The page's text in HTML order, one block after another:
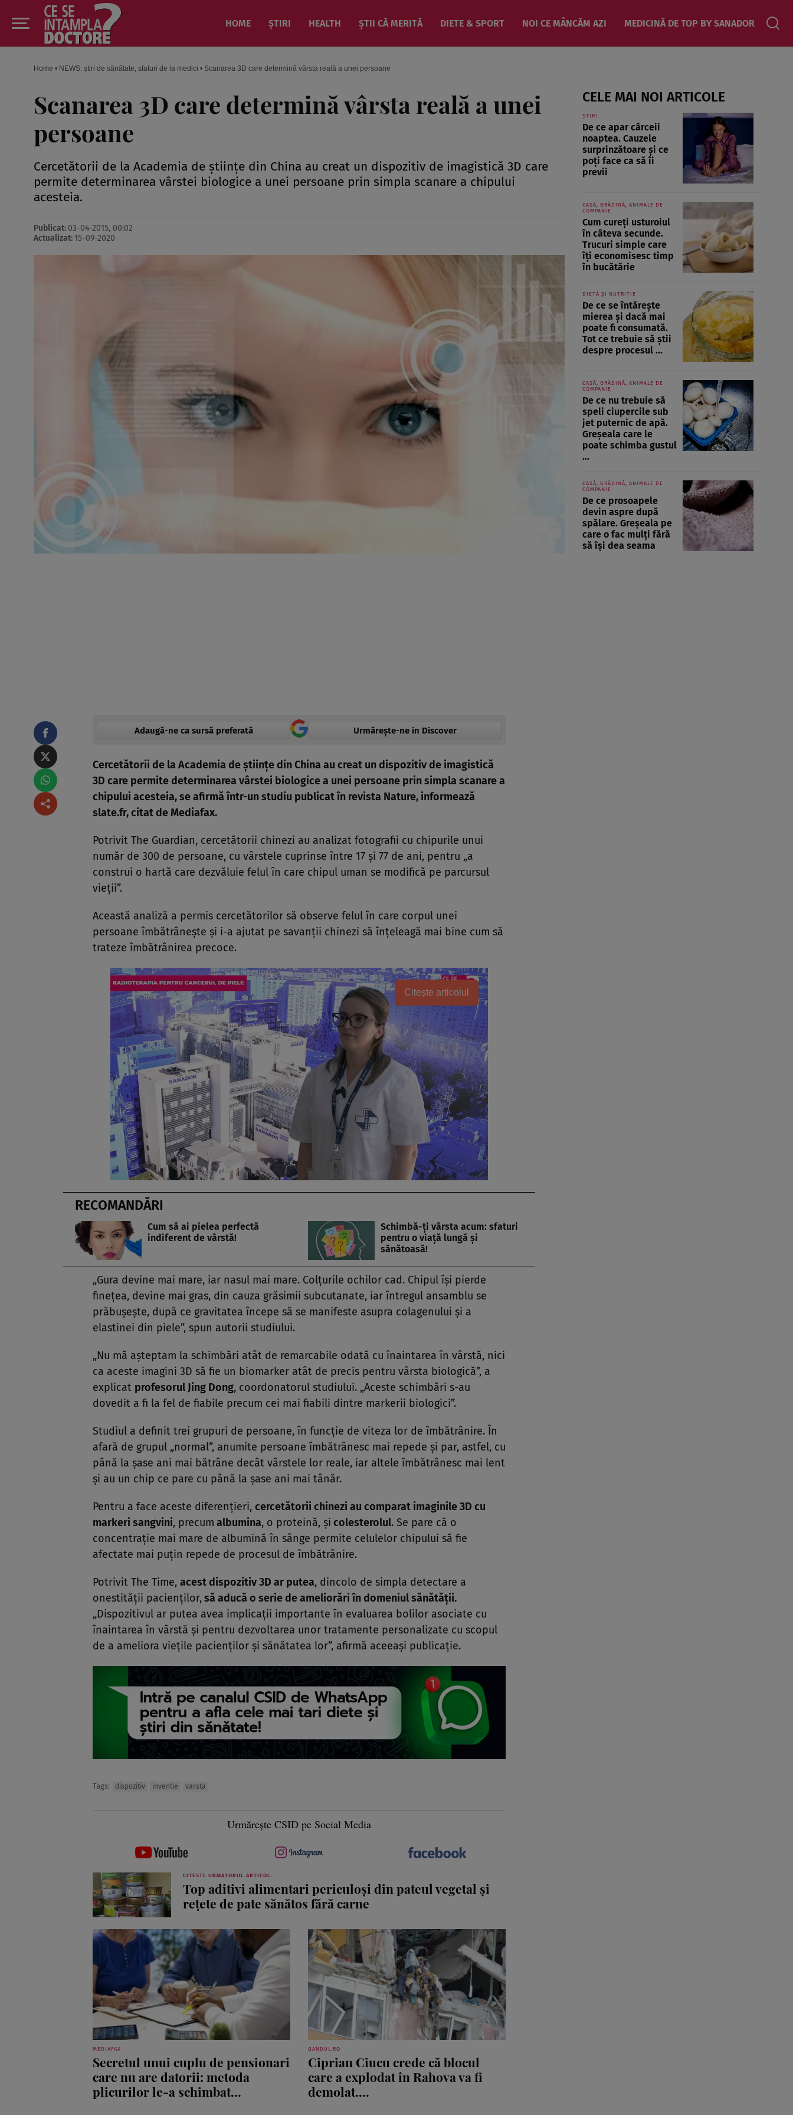
HOME ȘTIRI HEALTH ȘTII CĂ MERITĂ DIETE & SPORT NOI CE MÂNCĂM AZI MEDICINĂ DE TOP BY SANADOR
Home • NEWS: știri de sănătate, sfaturi de la medici • Scanarea 3D care determină vârsta reală a unei persoane
Scanarea 3D care determină vârsta reală a unei
persoane
Cercetătorii de la Academia de ştiinţe din China au creat un dispozitiv de imagistică 3D care
permite determinarea vârstei biologice a unei persoane prin simpla scanare a chipului
acesteia.
Publicat: 03-04-2015, 00:02
Actualizat: 15-09-2020
Adaugă-ne ca sursă preferată Urmărește-ne in Discover
Cercetătorii de la Academia de ştiinţe din China au creat un dispozitiv de imagistică
3D care permite determinarea vârstei biologice a unei persoane prin simpla scanare a
chipului acesteia, se afirmă într-un studiu publicat în revista Nature, informează
slate.fr, citat deMediafax.
Potrivit The Guardian, cercetătorii chinezi au analizat fotografii cu chipurile unui
număr de 300 de persoane, cu vârstele cuprinse între 17 şi 77 de ani, pentru „a
construi o hartă care dezvăluie felul în care chipul uman se modifică pe parcursul
vieţii”.
Această analiză a permis cercetătorilor să observe felul în care corpul unei
persoane îmbătrâneşte şi i-a ajutat pe savanţii chinezi să înţeleagă mai bine cum să
trateze îmbătrânirea precoce.
Citește articolul
RECOMANDĂRI
Cum să ai pielea perfectă
indiferent de vârstă!
Schimbă-ţi vârsta acum: sfaturi
pentru o viaţă lungă şi
sănătoasă!
„Gura devine mai mare, iar nasul mai mare. Colţurile ochilor cad. Chipul îşi pierde
fineţea, devine mai gras, din cauza grăsimii subcutanate, iar întregul ansamblu se
prăbuşeşte, după ce gravitatea începe să se manifeste asupra colagenului şi a
elastinei din piele”, spun autorii studiului.
„Nu mă aşteptam la schimbări atât de remarcabile odată cu înaintarea în vârstă, nici
ca aceste imagini 3D să fie un biomarker atât de precis pentru vârsta biologică”, a
explicat profesorul Jing Dong, coordonatorul studiului. „Aceste schimbări s-au
dovedit a fi la fel de fiabile precum cei mai fiabili dintre markerii biologici”.
Studiul a definit trei grupuri de persoane, în funcţie de viteza lor de îmbătrânire. În
afară de grupul „normal”, anumite persoane îmbătrânesc mai repede şi par, astfel, cu
până la şase ani mai bătrâne decât vârstele lor reale, iar altele îmbătrânesc mai lent
şi au un chip ce pare cu până la şase ani mai tânăr.
Pentru a face aceste diferenţieri, cercetătorii chinezi au comparat imaginile 3D cu
markeri sangvini, precum albumina, o proteină, şi colesterolul. Se pare că o
concentraţie mai mare de albumină în sânge permite celulelor chipului să fie
afectate mai puţin repede de procesul de îmbătrânire.
Potrivit The Time, acest dispozitiv 3D ar putea, dincolo de simpla detectare a
onestităţii pacienţilor,să aducă o serie de ameliorări în domeniul sănătăţii.
„Dispozitivul ar putea avea implicaţii importante în evaluarea bolilor asociate cu
înaintarea în vârstă şi pentru dezvoltarea unor tratamente personalizate cu scopul
de a ameliora vieţile pacienţilor şi sănătatea lor”, afirmă aceeaşi publicaţie.
Tags: dispozitiv inventie varsta
Urmărește CSID pe Social Media
CITESTE URMATORUL ARTICOL:
Top aditivi alimentari periculoşi din pateul vegetal şi
reţete de pate sănătos fără carne
MEDIAFAX
Secretul unui cuplu de pensionari
care nu are datorii: metoda
plicurilor le-a schimbat...
GANDUL.RO
Ciprian Ciucu crede că blocul
care a explodat în Rahova va fi
demolat....
CELE MAI NOI ARTICOLE
ȘTIRI
De ce apar cârceii
noaptea. Cauzele
surprinzătoare și ce
poți face ca să îi
previi
CASĂ, GRĂDINĂ, ANIMALE DE
COMPANIE
Cum cureți usturoiul
în câteva secunde.
Trucuri simple care
îți economisesc timp
în bucătărie
DIETĂ ȘI NUTRIȚIE
De ce se întărește
mierea și dacă mai
poate fi consumată.
Tot ce trebuie să știi
despre procesul ...
CASĂ, GRĂDINĂ, ANIMALE DE
COMPANIE
De ce nu trebuie să
speli ciupercile sub
jet puternic de apă.
Greșeala care le
poate schimba gustul
...
CASĂ, GRĂDINĂ, ANIMALE DE
COMPANIE
De ce prosoapele
devin aspre după
spălare. Greșeala pe
care o fac mulți fără
să își dea seama